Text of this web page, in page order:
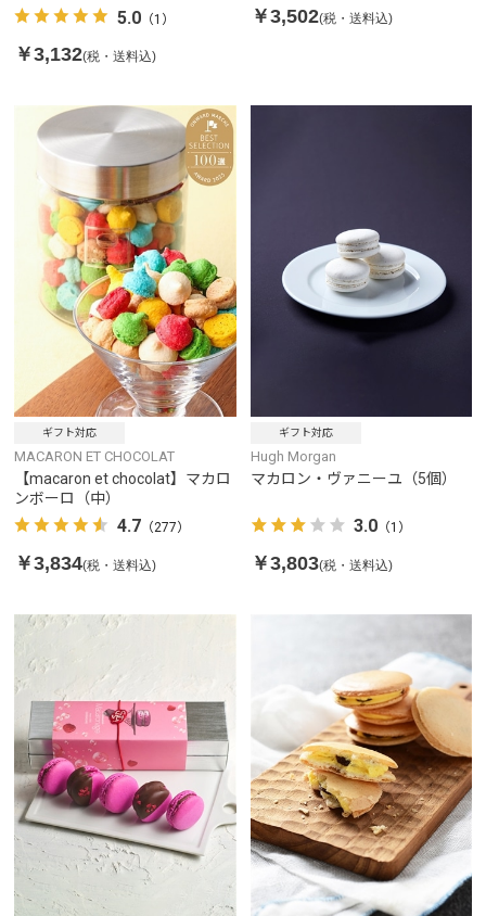
5.0 （1）
￥3,132(税・送料込)
￥3,502(税・送料込)
ギフト対応
MACARON ET CHOCOLAT
【macaron et chocolat】マカロ
ンボーロ（中）
4.7 （277）
￥3,834(税・送料込)
ギフト対応
Hugh Morgan
マカロン・ヴァニーユ（5個）
3.0（1）
￥3,803(税・送料込)